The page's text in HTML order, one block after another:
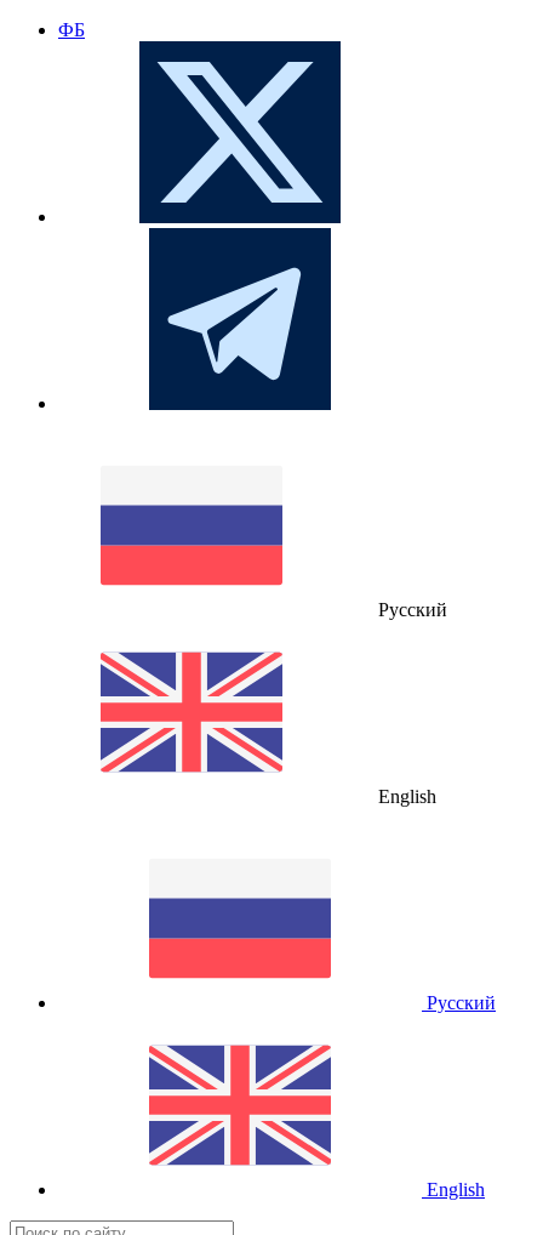
ФБ
Русский
English
Русский
English